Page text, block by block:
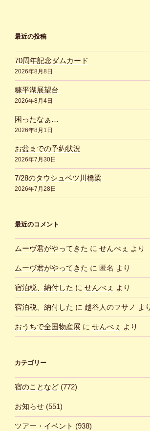
最近の投稿
70周年記念ダムカード
2026年8月8日
糠平湖展望台
2026年8月4日
困ったなぁ…
2026年8月1日
お盆までの予約状況
2026年7月30日
7/28のタウシュベツ川橋梁
2026年7月28日
最近のコメント
ムーヴ君がやってきた に せんべぇ より
ムーヴ君がやってきた に 匿名 より
宿泊税、納付した に せんべぇ より
宿泊税、納付した に 越谷人のフサノ よ
おうちで全国物産展 に せんべぇ より
カテゴリー
宿のことなど (772)
お知らせ (551)
ツアー・イベント (938)